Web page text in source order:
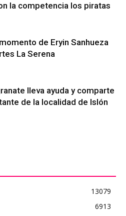
la competencia los piratas
de Eryin Sanhueza
La Serena
lleva ayuda y comparte
de la localidad de Islón
13079
6913